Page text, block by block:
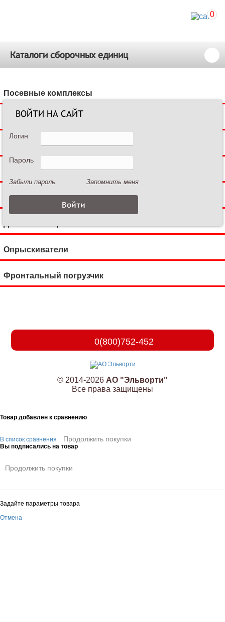
0
Каталоги сборочных единиц
Посевные комплексы
Сеялки зерновые
Сеялки пропашные
Культиваторы междурядные
Культиваторы сплошной обработки
Опрыскиватели
Фронтальный погрузчик
0(800)752-452
© 2014-2026 АО "Эльворти"
Все права защищены
Товар добавлен к сравнению
В список сравнения Продолжить покупки
Вы подписались на товар
Продолжить покупки
Задайте параметры товара
Отмена
ВОЙТИ НА САЙТ
Логин
Пароль
Забыли пароль Запомнить меня